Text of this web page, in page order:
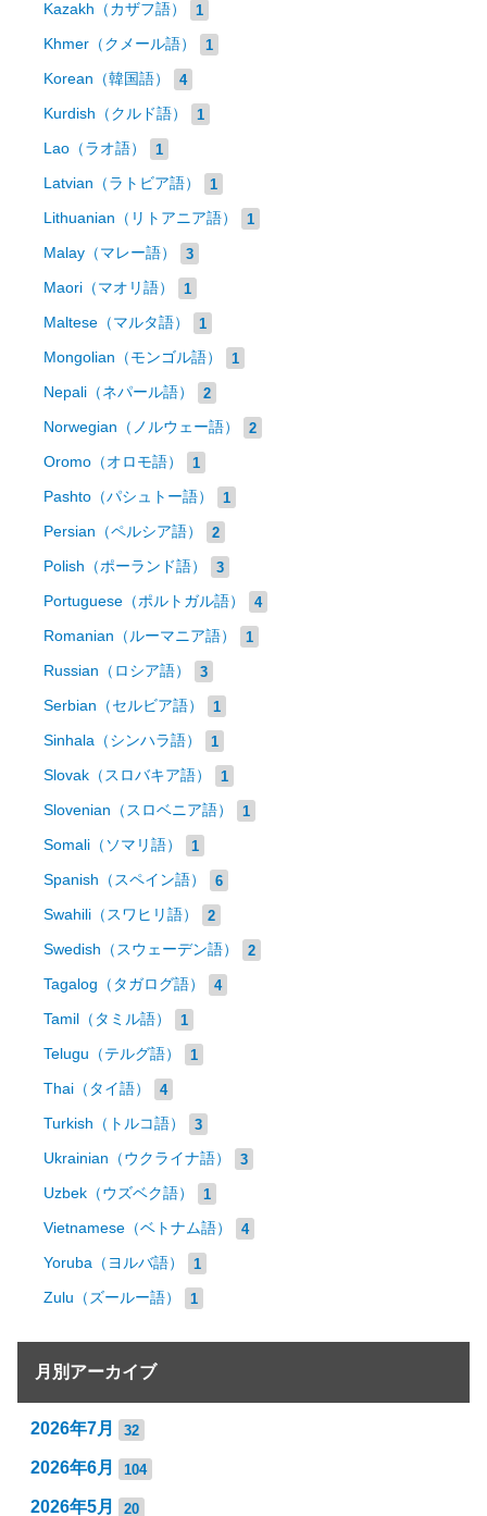
Kazakh（カザフ語） 1
Khmer（クメール語） 1
Korean（韓国語） 4
Kurdish（クルド語） 1
Lao（ラオ語） 1
Latvian（ラトビア語） 1
Lithuanian（リトアニア語） 1
Malay（マレー語） 3
Maori（マオリ語） 1
Maltese（マルタ語） 1
Mongolian（モンゴル語） 1
Nepali（ネパール語） 2
Norwegian（ノルウェー語） 2
Oromo（オロモ語） 1
Pashto（パシュトー語） 1
Persian（ペルシア語） 2
Polish（ポーランド語） 3
Portuguese（ポルトガル語） 4
Romanian（ルーマニア語） 1
Russian（ロシア語） 3
Serbian（セルビア語） 1
Sinhala（シンハラ語） 1
Slovak（スロバキア語） 1
Slovenian（スロベニア語） 1
Somali（ソマリ語） 1
Spanish（スペイン語） 6
Swahili（スワヒリ語） 2
Swedish（スウェーデン語） 2
Tagalog（タガログ語） 4
Tamil（タミル語） 1
Telugu（テルグ語） 1
Thai（タイ語） 4
Turkish（トルコ語） 3
Ukrainian（ウクライナ語） 3
Uzbek（ウズベク語） 1
Vietnamese（ベトナム語） 4
Yoruba（ヨルバ語） 1
Zulu（ズールー語） 1
月別アーカイブ
2026年7月 32
2026年6月 104
2026年5月 20